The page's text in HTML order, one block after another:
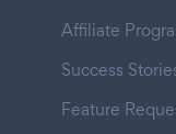
Affiliate
Success
Feature